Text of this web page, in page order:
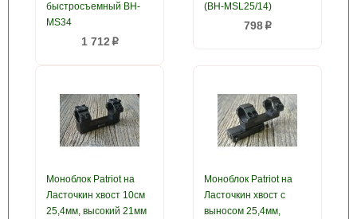
быстросъемный BH-
MS34
1 712 p
(BH-MSL25/14)
798p
Моноблок Patriot на
Ласточкин хвост 10см
25,4мм, высокий 21мм
Моноблок Patriot на
Ласточкин хвост с
выносом 25,4мм,